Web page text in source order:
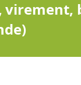
virement,